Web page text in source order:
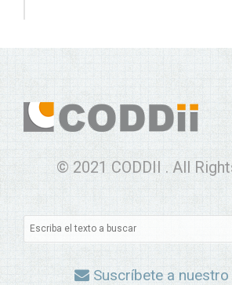
© 2021 CODDII . All
Suscríbete a nuestro